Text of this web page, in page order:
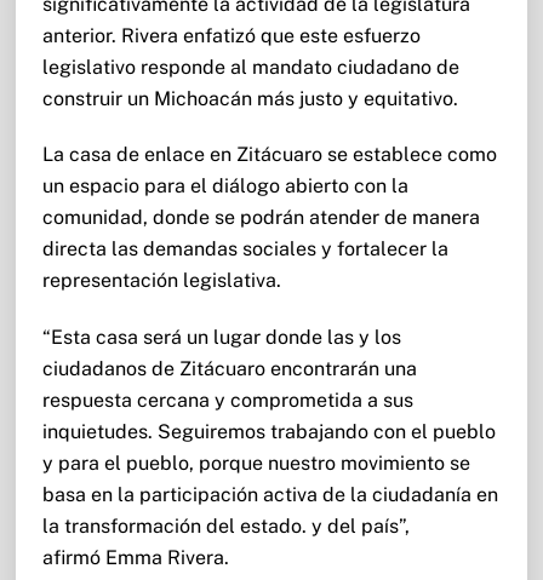
anterior. Rivera enfatizó que este esfuerzo
legislativo responde al mandato ciudadano de
construir un Michoacán más justo y equitativo.
La casa de enlace en Zitácuaro se establece como
un espacio para el diálogo abierto con la
comunidad, donde se podrán atender de manera
directa las demandas sociales y fortalecer la
representación legislativa.
“Esta casa será un lugar donde las y los
ciudadanos de Zitácuaro encontrarán una
respuesta cercana y comprometida a sus
inquietudes. Seguiremos trabajando con el pueblo
y para el pueblo, porque nuestro movimiento se
basa en la participación activa de la ciudadanía en
la transformación del estado. y del país”,
afirmó Emma Rivera.